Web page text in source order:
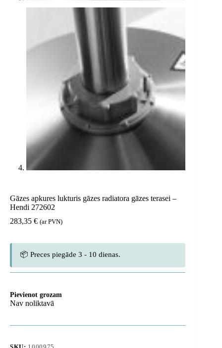
Gāzes apkures lukturis gāzes radiatora gāzes terasei –
Hendi 272602
283,35 € (ar PVN)
📦 Preces piegāde 3 - 10 dienas.
Pievienot grozam
Nav noliktavā